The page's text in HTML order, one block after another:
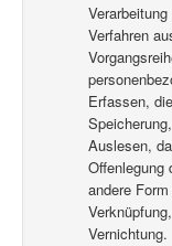
Verfahren
Erfassen,
Auslesen,
Offenlegung
andere
Vernichtung.